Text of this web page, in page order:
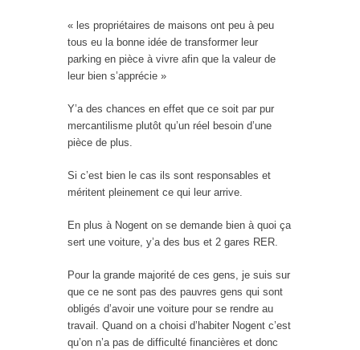
« les propriétaires de maisons ont peu à peu
tous eu la bonne idée de transformer leur
parking en pièce à vivre afin que la valeur de
leur bien s’apprécie »
Y’a des chances en effet que ce soit par pur
mercantilisme plutôt qu’un réel besoin d’une
pièce de plus.
Si c’est bien le cas ils sont responsables et
méritent pleinement ce qui leur arrive.
En plus à Nogent on se demande bien à quoi ça
sert une voiture, y’a des bus et 2 gares RER.
Pour la grande majorité de ces gens, je suis sur
que ce ne sont pas des pauvres gens qui sont
obligés d’avoir une voiture pour se rendre au
travail. Quand on a choisi d’habiter Nogent c’est
qu’on n’a pas de difficulté financières et donc